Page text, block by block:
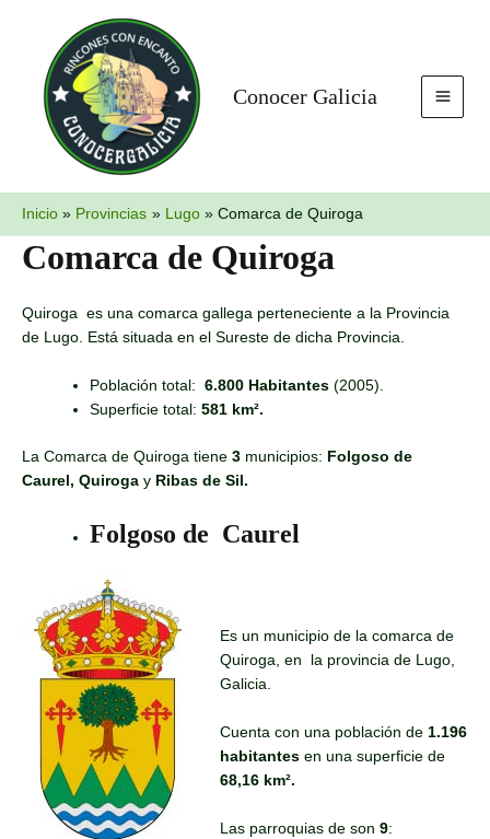
contenido
Conocer Galicia
Inicio Provincias Lugo Comarca de Quiroga
Comarca de Quiroga
Quiroga es una comarca gallega perteneciente a la Provincia
de Lugo. Está situada en el Sureste de dicha Provincia.
Población total: 6.800 Habitantes (2005).
Superficie total: 581 km².
La Comarca de Quiroga tiene 3 municipios: Folgoso de
Caurel, Quiroga y Ribas de Sil.
Folgoso de Caurel
Es un municipio de la comarca de
Quiroga, en la provincia de Lugo,
Galicia.
Cuenta con una población de 1.196
habitantes en una superficie de
68,16 km².
Las parroquias de son 9: